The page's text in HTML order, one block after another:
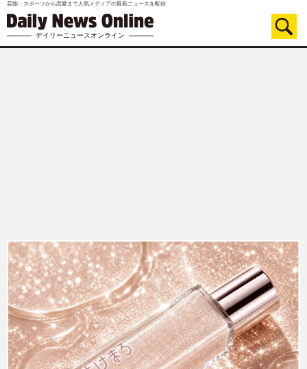
芸能・スポーツから恋愛まで人気メディアの最新ニュースを配信
デイリーニュースオンライン